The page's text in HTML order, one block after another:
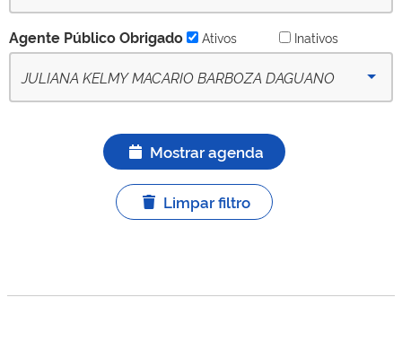
2022) - Ativo
Agente Público Obrigado Ativos Inativos
JULIANA KELMY MACARIO BARBOZA DAGUANO
Mostrar agenda
Limpar filtro